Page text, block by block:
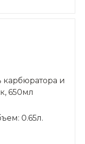
карбюратора и
650мл
0.65л.